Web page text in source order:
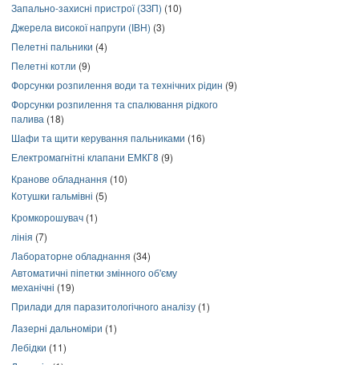
Запально-захисні пристрої (ЗЗП) (10)
Джерела високої напруги (ІВН) (3)
Пелетні пальники (4)
Пелетні котли (9)
Форсунки розпилення води та технічних рідин (9)
Форсунки розпилення та спалювання рідкого
палива (18)
Шафи та щити керування пальниками (16)
Електромагнітні клапани ЕМКГ8 (9)
Кранове обладнання (10)
Котушки гальмівні (5)
Кромкорошувач (1)
лінія (7)
Лабораторне обладнання (34)
Автоматичні піпетки змінного об'єму
механічні (19)
Прилади для паразитологічного аналізу (1)
Лазерні дальноміри (1)
Лебідки (11)